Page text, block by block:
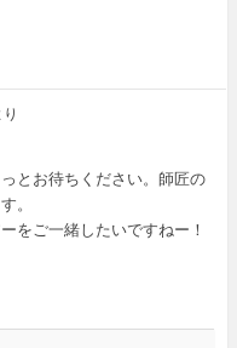
とお待ちください。師匠の
。
をご一緒したいですねー！